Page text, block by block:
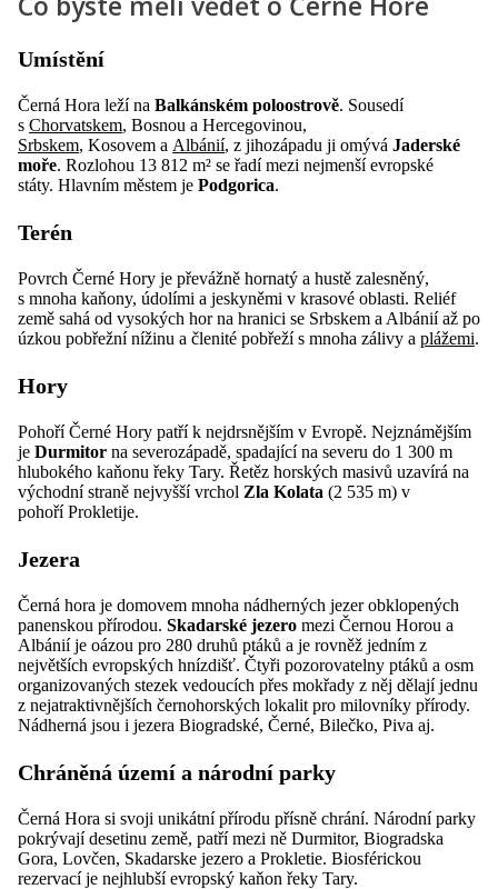
Umístění
Černá Hora leží na Balkánském poloostrově. Sousedí
s Chorvatskem, Bosnou a Hercegovinou,
Srbskem, Kosovem a Albánií, z jihozápadu ji omývá Jaderské
moře. Rozlohou 13 812 m² se řadí mezi nejmenší evropské
státy. Hlavním městem je Podgorica.
Terén
Povrch Černé Hory je převážně hornatý a hustě zalesněný,
s mnoha kaňony, údolími a jeskyněmi v krasové oblasti. Reliéf
země sahá od vysokých hor na hranici se Srbskem a Albánií až po
úzkou pobřežní nížinu a členité pobřeží s mnoha zálivy a plážemi.
Hory
Pohoří Černé Hory patří k nejdrsnějším v Evropě. Nejznámějším
je Durmitor na severozápadě, spadající na severu do 1 300 m
hlubokého kaňonu řeky Tary. Řetěz horských masivů uzavírá na
východní straně nejvyšší vrchol Zla Kolata (2 535 m) v
pohoří Prokletije.
Jezera
Černá hora je domovem mnoha nádherných jezer obklopených
panenskou přírodou. Skadarské jezero mezi Černou Horou a
Albánií je oázou pro 280 druhů ptáků a je rovněž jedním z
největších evropských hnízdišť. Čtyři pozorovatelny ptáků a osm
organizovaných stezek vedoucích přes mokřady z něj dělají jednu
z nejatraktivnějších černohorských lokalit pro milovníky přírody.
Nádherná jsou i jezera Biogradské, Černé, Bilečko, Piva aj.
Chráněná území a národní parky
Černá Hora si svoji unikátní přírodu přísně chrání. Národní parky
pokrývají desetinu země, patří mezi ně Durmitor, Biogradska
Gora, Lovčen, Skadarske jezero a Prokletie. Biosférickou
rezervací je nejhlubší evropský kaňon řeky Tary.